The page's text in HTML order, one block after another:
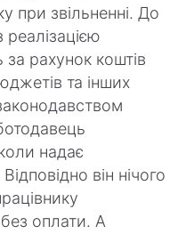
при звільненні. До
реалізацією
рахунок коштів
та інших
надає
він нічого
оплати. А